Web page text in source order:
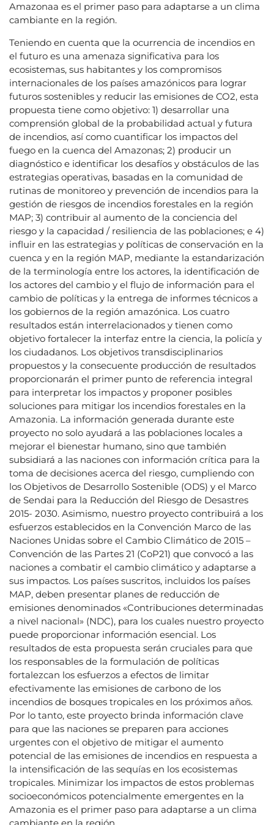
Amazonaa es el primer paso para adaptarse a un clima
cambiante en la región.
Teniendo en cuenta que la ocurrencia de incendios en
el futuro es una amenaza significativa para los
ecosistemas, sus habitantes y los compromisos
internacionales de los países amazónicos para lograr
futuros sostenibles y reducir las emisiones de CO2, esta
propuesta tiene como objetivo: 1) desarrollar una
comprensión global de la probabilidad actual y futura
de incendios, así como cuantificar los impactos del
fuego en la cuenca del Amazonas; 2) producir un
diagnóstico e identificar los desafíos y obstáculos de las
estrategias operativas, basadas en la comunidad de
rutinas de monitoreo y prevención de incendios para la
gestión de riesgos de incendios forestales en la región
MAP; 3) contribuir al aumento de la conciencia del
riesgo y la capacidad / resiliencia de las poblaciones; e 4)
influir en las estrategias y políticas de conservación en la
cuenca y en la región MAP, mediante la estandarización
de la terminología entre los actores, la identificación de
los actores del cambio y el flujo de información para el
cambio de políticas y la entrega de informes técnicos a
los gobiernos de la región amazónica. Los cuatro
resultados están interrelacionados y tienen como
objetivo fortalecer la interfaz entre la ciencia, la policía y
los ciudadanos. Los objetivos transdisciplinarios
propuestos y la consecuente producción de resultados
proporcionarán el primer punto de referencia integral
para interpretar los impactos y proponer posibles
soluciones para mitigar los incendios forestales en la
Amazonia. La información generada durante este
proyecto no solo ayudará a las poblaciones locales a
mejorar el bienestar humano, sino que también
subsidiará a las naciones con información crítica para la
toma de decisiones acerca del riesgo, cumpliendo con
los Objetivos de Desarrollo Sostenible (ODS) y el Marco
de Sendai para la Reducción del Riesgo de Desastres
2015- 2030. Asimismo, nuestro proyecto contribuirá a los
esfuerzos establecidos en la Convención Marco de las
Naciones Unidas sobre el Cambio Climático de 2015 –
Convención de las Partes 21 (CoP21) que convocó a las
naciones a combatir el cambio climático y adaptarse a
sus impactos. Los países suscritos, incluidos los países
MAP, deben presentar planes de reducción de
emisiones denominados «Contribuciones determinadas
a nivel nacional» (NDC), para los cuales nuestro proyecto
puede proporcionar información esencial. Los
resultados de esta propuesta serán cruciales para que
los responsables de la formulación de políticas
fortalezcan los esfuerzos a efectos de limitar
efectivamente las emisiones de carbono de los
incendios de bosques tropicales en los próximos años.
Por lo tanto, este proyecto brinda información clave
para que las naciones se preparen para acciones
urgentes con el objetivo de mitigar el aumento
potencial de las emisiones de incendios en respuesta a
la intensificación de las sequías en los ecosistemas
tropicales. Minimizar los impactos de estos problemas
socioeconómicos potencialmente emergentes en la
Amazonia es el primer paso para adaptarse a un clima